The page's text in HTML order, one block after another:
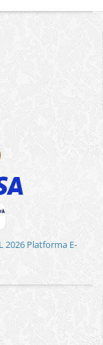
2026 Platforma E-